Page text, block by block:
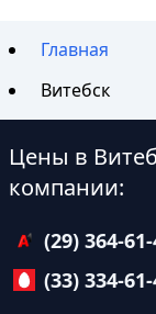
Главная
Витебск
Цены в
компании:
(29) 364-61-
(33) 334-61-